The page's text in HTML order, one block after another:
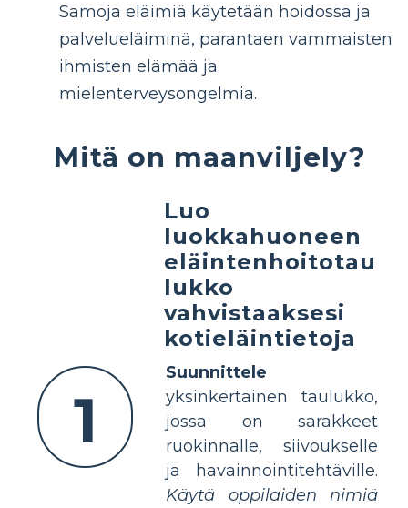
Samoja eläimiä käytetään hoidossa ja
palvelueläiminä, parantaen vammaisten
ihmisten elämää ja
mielenterveysongelmia.
Mitä on maanviljely?
1
Luo
luokkahuoneen
eläintenhoitotau
lukko
vahvistaaksesi
kotieläintietoja
Suunnittele
yksinkertainen taulukko,
jossa on sarakkeet
ruokinnalle, siivoukselle
ja havainnointitehtäville.
Käytä oppilaiden nimiä